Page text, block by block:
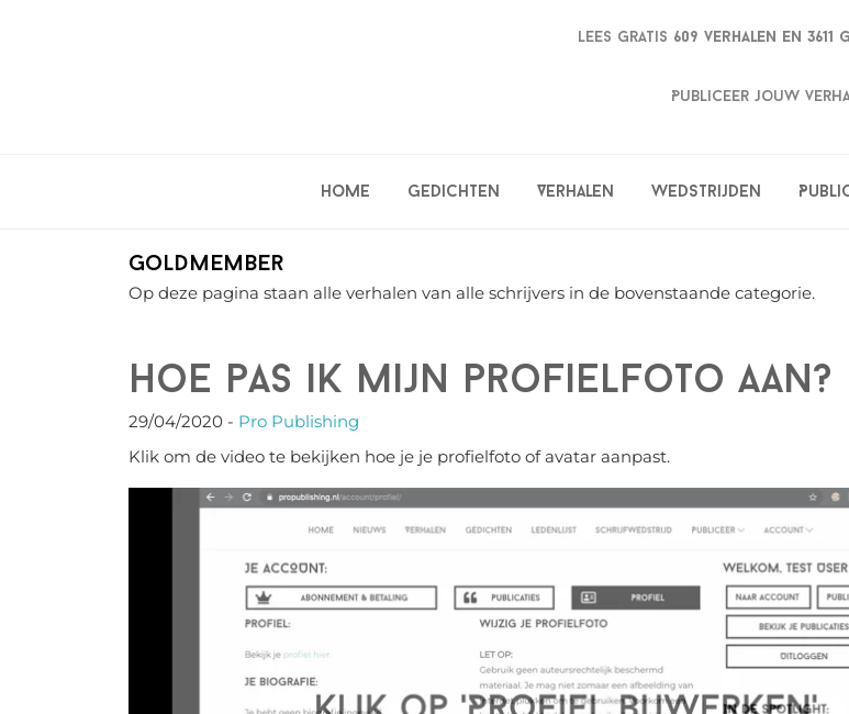
Lees gratis 609 verhalen en
Publiceer jouw
Home Gedichten Verhalen Wedstrijden
Goldmember
Op deze pagina staan alle verhalen van alle schrijvers in de bovenstaande categorie.
Hoe pas ik mijn profielfoto aan?
29/04/2020 - Pro Publishing
Klik om de video te bekijken hoe je je profielfoto of avatar aanpast.